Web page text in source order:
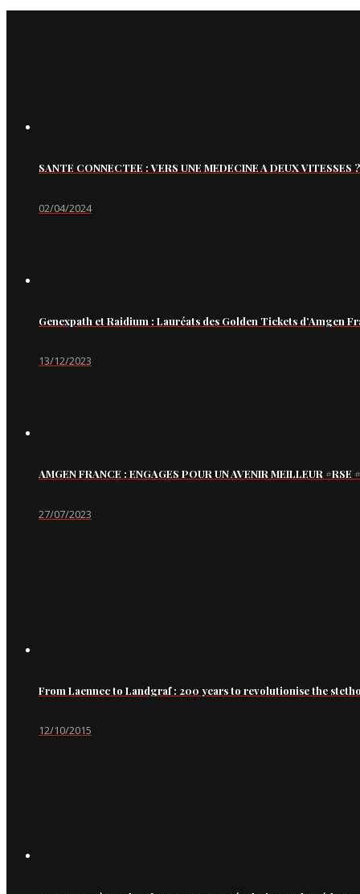
SANTE CONNECTEE : VERS UNE MEDECINE A DEUX VITESSES ?
02/04/2024
Genexpath et Raidium : Lauréats des Golden Tickets d’Amgen
13/12/2023
AMGEN FRANCE : ENGAGES POUR UN AVENIR MEILLEUR
27/07/2023
From Laennec to Landgraf : 200 years to revolutionise the
12/10/2015